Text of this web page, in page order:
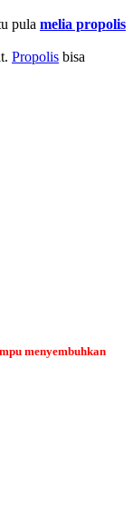
pula melia propolis
Propolis bisa
menyembuhkan